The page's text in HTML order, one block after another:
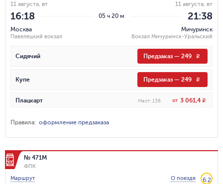
05 ч 20 м
11 августа, вт
16:18
Москва
Павелецкий вокзал
11 августа, вт
21:38
Мичуринск
Вокзал Мичуринск-Уральский
Сидячий Предзаказ — 249 R
Купе Предзаказ — 249 R
Плацкарт Мест: 136 от 3 061,4 R
Правила: оформление предзаказа
№ 471М
ФПК
Маршрут
О поезде 6.2